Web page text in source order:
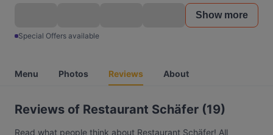
Show more
Special Offers available
Menu Photos Reviews About
Reviews of Restaurant Schäfer (19)
Read what people think about Restaurant Schäfer! All